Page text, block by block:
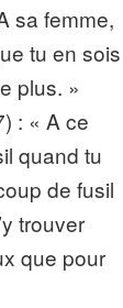
sa femme,
tu en sois
plus. »
: « A ce
quand tu
de fusil
trouver
que pour